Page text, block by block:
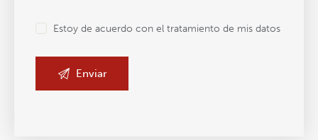
Estoy de acuerdo con el tratamiento de mis datos